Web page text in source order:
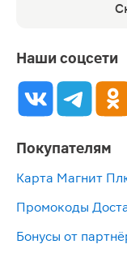
Наши соцсети
Покупателям
Карта Магнит
Промокоды
Бонусы от